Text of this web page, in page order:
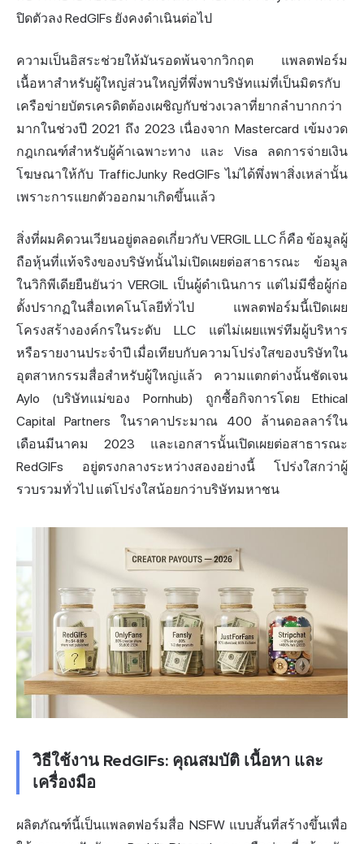
ปิดตัวลง RedGIFs ยังคงดำเนินต่อไป
ความเป็นอิสระช่วยให้มันรอดพ้นจากวิกฤต แพลตฟอร์ม
เนื้อหาสำหรับผู้ใหญ่ส่วนใหญ่ที่พึ่งพาบริษัทแม่ที่เป็นมิตรกับ
เครือข่ายบัตรเครดิตต้องเผชิญกับช่วงเวลาที่ยากลำบากกว่า
มากในช่วงปี 2021 ถึง 2023 เนื่องจาก Mastercard เข้มงวด
กฎเกณฑ์สำหรับผู้ค้าเฉพาะทาง และ Visa ลดการจ่ายเงิน
โฆษณาให้กับ TrafficJunky RedGIFs ไม่ได้พึ่งพาสิ่งเหล่านั้น
เพราะการแยกตัวออกมาเกิดขึ้นแล้ว
สิ่งที่ผมคิดวนเวียนอยู่ตลอดเกี่ยวกับ VERGIL LLC ก็คือ ข้อมูลผู้
ถือหุ้นที่แท้จริงของบริษัทนั้นไม่เปิดเผยต่อสาธารณะ ข้อมูล
ในวิกิพีเดียยืนยันว่า VERGIL เป็นผู้ดำเนินการ แต่ไม่มีชื่อผู้ก่อ
ตั้งปรากฏในสื่อเทคโนโลยีทั่วไป แพลตฟอร์มนี้เปิดเผย
โครงสร้างองค์กรในระดับ LLC แต่ไม่เผยแพร่ทีมผู้บริหาร
หรือรายงานประจำปี เมื่อเทียบกับความโปร่งใสของบริษัทใน
อุตสาหกรรมสื่อสำหรับผู้ใหญ่แล้ว ความแตกต่างนั้นชัดเจน
Aylo (บริษัทแม่ของ Pornhub) ถูกซื้อกิจการโดย Ethical
Capital Partners ในราคาประมาณ 400 ล้านดอลลาร์ใน
เดือนมีนาคม 2023 และเอกสารนั้นเปิดเผยต่อสาธารณะ
RedGIFs อยู่ตรงกลางระหว่างสองอย่างนี้ โปร่งใสกว่าผู้
รวบรวมทั่วไป แต่โปร่งใสน้อยกว่าบริษัทมหาชน
วิธีใช้งาน RedGIFs: คุณสมบัติ เนื้อหา และ
เครื่องมือ
ผลิตภัณฑ์นี้เป็นแพลตฟอร์มสื่อ NSFW แบบสั้นที่สร้างขึ้นเพื่อ